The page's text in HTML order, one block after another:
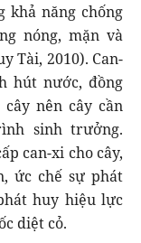
khả năng chống
nóng, mặn và
Tài, 2010). Can-
hút nước, đồng
nên cây cần
sinh trưởng.
can-xi cho cây,
ức chế sự phát
huy hiệu lực
diệt cỏ.